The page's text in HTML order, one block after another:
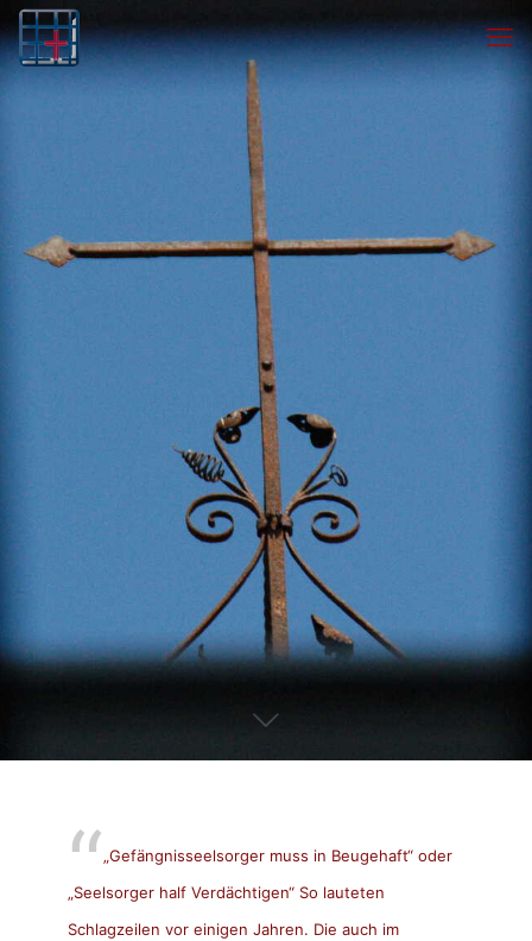
„Gefängnisseelsorger muss in Beugehaft“ oder
„Seelsorger half Verdächtigen“ So lauteten
Schlagzeilen vor einigen Jahren. Die auch im